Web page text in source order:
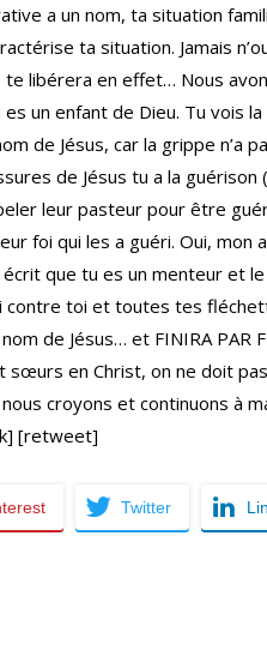
a un nom, ta situation
ta situation. Jamais
libérera en effet… Nous
un enfant de Dieu. Tu vois
de Jésus, car la grippe n’a
de Jésus tu a la
leur pasteur pour être
foi qui les a guéri. Oui,
que tu es un menteur et
contre toi et toutes tes
de Jésus… et FINIRA PAR
en Christ, on ne doit
croyons et continuons à
[retweet]
Twitter